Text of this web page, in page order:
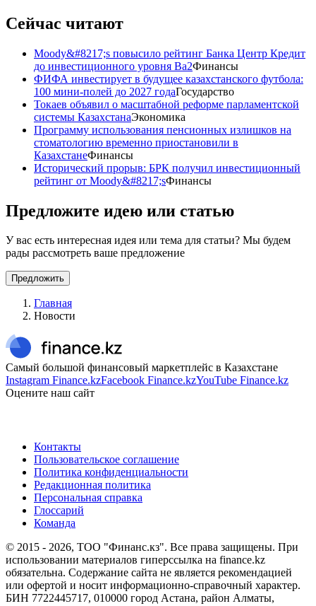
Сейчас читают
Moody&#8217;s повысило рейтинг Банка Центр Кредит
до инвестиционного уровня Ba2Финансы
ФИФА инвестирует в будущее казахстанского футбола:
100 мини-полей до 2027 годаГосударство
Токаев объявил о масштабной реформе парламентской
системы КазахстанаЭкономика
Программу использования пенсионных излишков на
стоматологию временно приостановили в
КазахстанеФинансы
Исторический прорыв: БРК получил инвестиционный
рейтинг от Moody&#8217;sФинансы
Предложите идею или статью
У вас есть интересная идея или тема для статьи? Мы будем
рады рассмотреть ваше предложение
Предложить
Главная
Новости
Самый большой финансовый маркетплейс в Казахстане
Instagram Finance.kzFacebook Finance.kzYouTube Finance.kz
Оцените наш сайт
Контакты
Пользовательское соглашение
Политика конфиденциальности
Редакционная политика
Персональная справка
Глоссарий
Команда
© 2015 - 2026, ТОО "Финанс.кз". Все права защищены. При
использовании материалов гиперссылка на finance.kz
обязательна. Содержание сайта не является рекомендацией
или офертой и носит информационно-справочный характер.
БИН 7722445717, 010000 город Астана, район Алматы,